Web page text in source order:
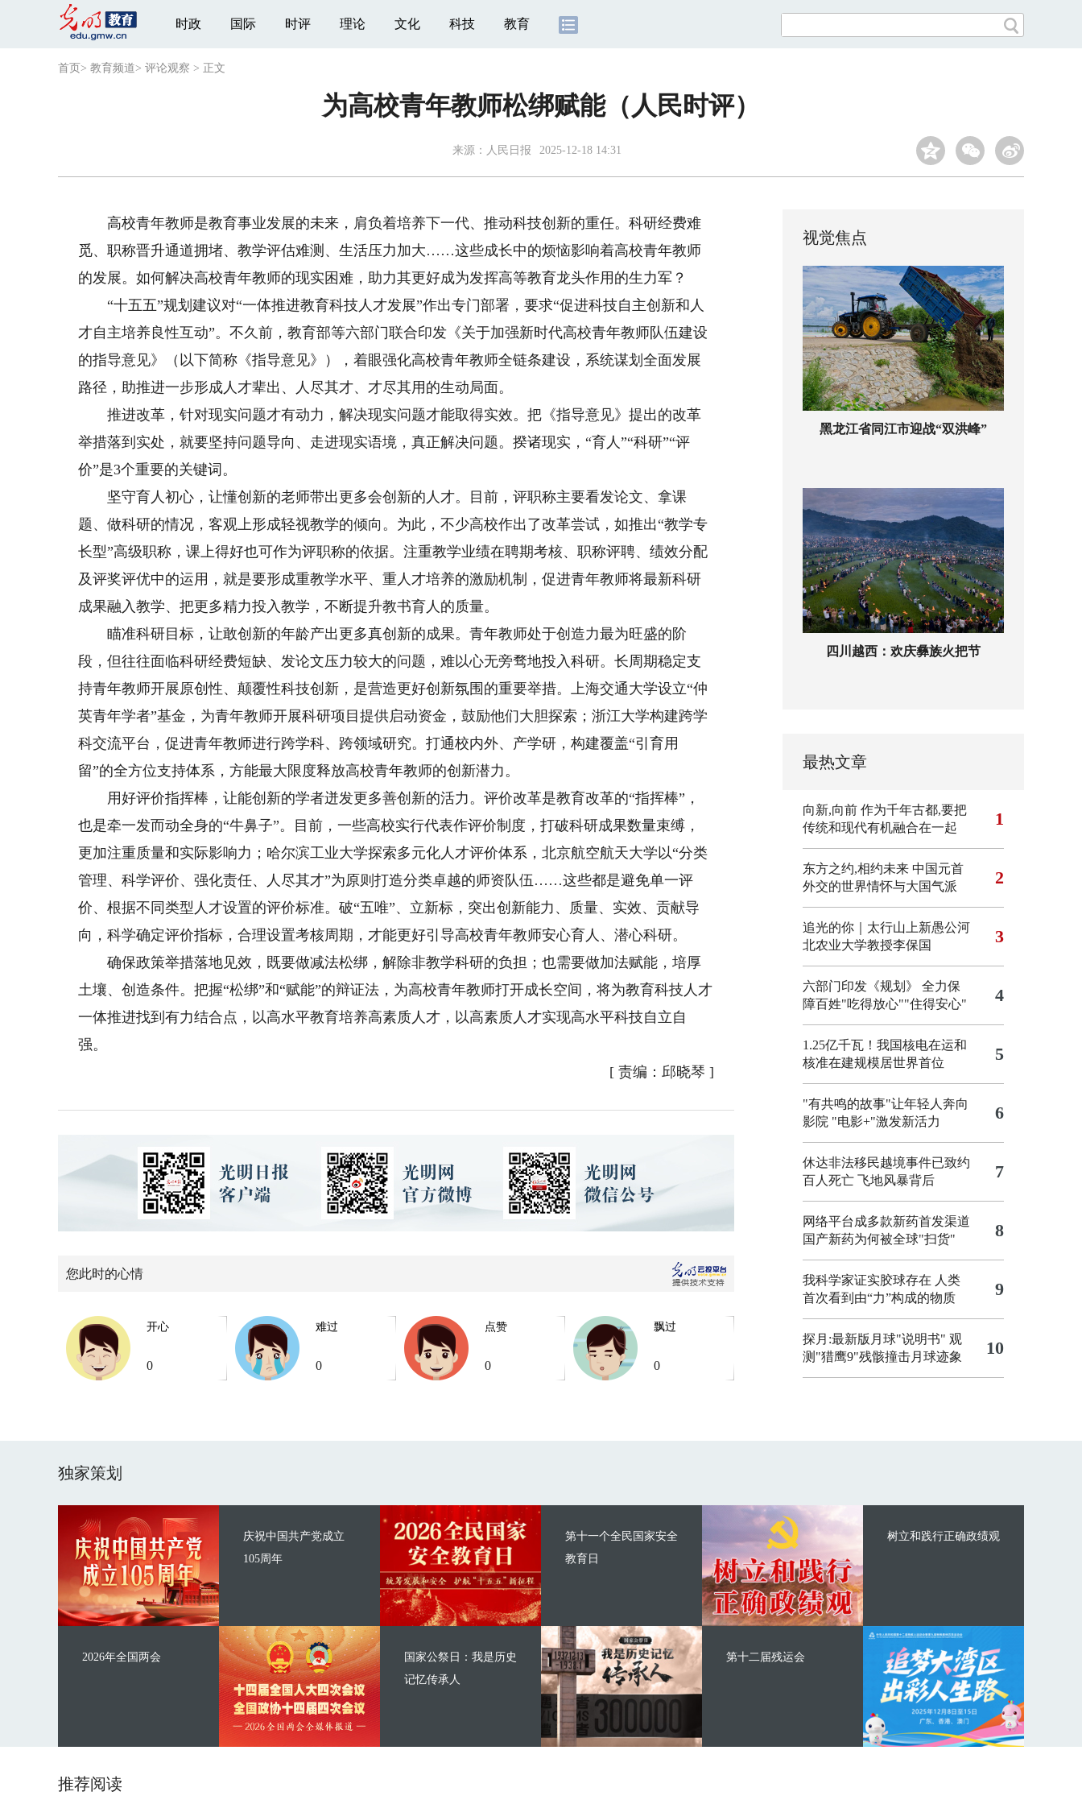
时政 国际 时评 理论 文化 科技 教育
首页 > 教育频道> 评论观察 > 正文
为高校青年教师松绑赋能（人民时评）
来源： 人民日报 2025-12-18 14:31
高校青年教师是教育事业发展的未来，肩负着培养下一代、推动科技创新的重任。科研经费难
觅、职称晋升通道拥堵、教学评估难测、生活压力加大……这些成长中的烦恼影响着高校青年教师
的发展。如何解决高校青年教师的现实困难，助力其更好成为发挥高等教育龙头作用的生力军？
“十五五”规划建议对“一体推进教育科技人才发展”作出专门部署，要求“促进科技自主创新和人
才自主培养良性互动”。不久前，教育部等六部门联合印发《关于加强新时代高校青年教师队伍建设
的指导意见》（以下简称《指导意见》），着眼强化高校青年教师全链条建设，系统谋划全面发展
路径，助推进一步形成人才辈出、人尽其才、才尽其用的生动局面。
推进改革，针对现实问题才有动力，解决现实问题才能取得实效。把《指导意见》提出的改革
举措落到实处，就要坚持问题导向、走进现实语境，真正解决问题。揆诸现实，“育人”“科研”“评
价”是3个重要的关键词。
坚守育人初心，让懂创新的老师带出更多会创新的人才。目前，评职称主要看发论文、拿课
题、做科研的情况，客观上形成轻视教学的倾向。为此，不少高校作出了改革尝试，如推出“教学专
长型”高级职称，课上得好也可作为评职称的依据。注重教学业绩在聘期考核、职称评聘、绩效分配
及评奖评优中的运用，就是要形成重教学水平、重人才培养的激励机制，促进青年教师将最新科研
成果融入教学、把更多精力投入教学，不断提升教书育人的质量。
瞄准科研目标，让敢创新的年龄产出更多真创新的成果。青年教师处于创造力最为旺盛的阶
段，但往往面临科研经费短缺、发论文压力较大的问题，难以心无旁骛地投入科研。长周期稳定支
持青年教师开展原创性、颠覆性科技创新，是营造更好创新氛围的重要举措。上海交通大学设立“仲
英青年学者”基金，为青年教师开展科研项目提供启动资金，鼓励他们大胆探索；浙江大学构建跨学
科交流平台，促进青年教师进行跨学科、跨领域研究。打通校内外、产学研，构建覆盖“引育用
留”的全方位支持体系，方能最大限度释放高校青年教师的创新潜力。
用好评价指挥棒，让能创新的学者迸发更多善创新的活力。评价改革是教育改革的“指挥棒”，
也是牵一发而动全身的“牛鼻子”。目前，一些高校实行代表作评价制度，打破科研成果数量束缚，
更加注重质量和实际影响力；哈尔滨工业大学探索多元化人才评价体系，北京航空航天大学以“分类
管理、科学评价、强化责任、人尽其才”为原则打造分类卓越的师资队伍……这些都是避免单一评
价、根据不同类型人才设置的评价标准。破“五唯”、立新标，突出创新能力、质量、实效、贡献导
向，科学确定评价指标，合理设置考核周期，才能更好引导高校青年教师安心育人、潜心科研。
确保政策举措落地见效，既要做减法松绑，解除非教学科研的负担；也需要做加法赋能，培厚
土壤、创造条件。把握“松绑”和“赋能”的辩证法，为高校青年教师打开成长空间，将为教育科技人才
一体推进找到有力结合点，以高水平教育培养高素质人才，以高素质人才实现高水平科技自立自
强。
[ 责编：邱晓琴 ]
您此时的心情
开心
0
难过
0
点赞
0
飘过
0
视觉焦点
黑龙江省同江市迎战“双洪峰”
四川越西：欢庆彝族火把节
最热文章
向新,向前 作为千年古都,要把
传统和现代有机融合在一起
1
东方之约,相约未来 中国元首
外交的世界情怀与大国气派
2
追光的你｜太行山上新愚公河
北农业大学教授李保国
3
六部门印发《规划》 全力保
障百姓"吃得放心""住得安心"
4
1.25亿千瓦！我国核电在运和
核准在建规模居世界首位
5
"有共鸣的故事"让年轻人奔向
影院 "电影+"激发新活力 6
休达非法移民越境事件已致约
百人死亡 飞地风暴背后 7
网络平台成多款新药首发渠道
国产新药为何被全球"扫货"
8
我科学家证实胶球存在 人类
首次看到由“力”构成的物质
9
探月:最新版月球"说明书" 观
测"猎鹰9"残骸撞击月球迹象
10
独家策划
庆祝中国共产党成立
105周年
2026年全国两会
第十一个全民国家安全
教育日
国家公祭日：我是历史
记忆传承人
树立和践行正确政绩观
第十二届残运会
推荐阅读